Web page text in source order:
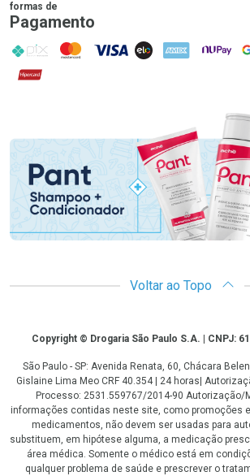
formas de
Pagamento
PIX MasterCard
VISA ELO AMEX NuPay
Hipercard
Promoção em Destaque
Voltar ao Topo
CopyrightCopyright © Drogaria São Paulo S.A. | CNPJ:
São Paulo - SP: Avenida Renata, 60, Chácara
Gislaine Lima Meo CRF 40.354 | 24 horas|
Processo: 2531.559767/2014-90 Autorização/
informações contidas neste site, como promoções
medicamentos, não devem ser usadas para
substituem, em hipótese alguma, a medicação
área médica. Somente o médico está em
qualquer problema de saúde e prescrever o